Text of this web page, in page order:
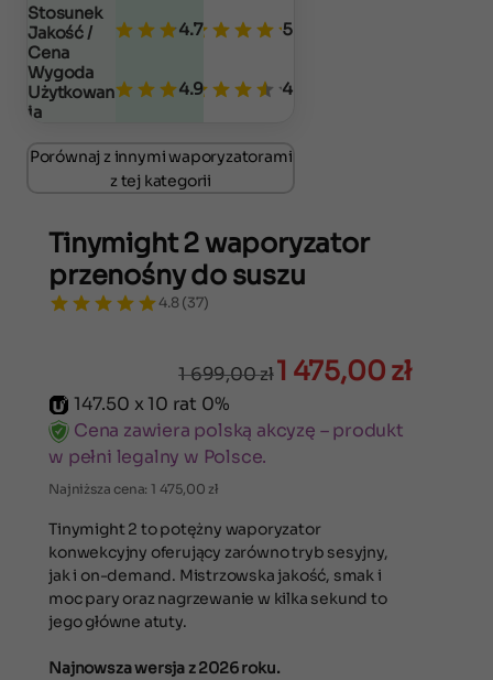
Stosunek
Jakość /
Cena
4.7 5
Wygoda
Użytkowan
ia
4.9 4
Porównaj z innymi waporyzatorami
z tej kategorii
Tinymight 2 waporyzator
przenośny do suszu
4.8 (37)
1 475,00 zł
1 699,00zł
147.50 x 10 rat 0%
Cena zawiera polską akcyzę – produkt
w pełni legalny w Polsce.
Najniższa cena:1 475,00 zł
Tinymight 2 to potężny waporyzator
konwekcyjny oferujący zarówno tryb sesyjny,
jak i on-demand. Mistrzowska jakość, smak i
moc pary oraz nagrzewanie w kilka sekund to
jego główne atuty.
Najnowsza wersja z 2026 roku.